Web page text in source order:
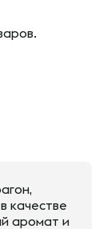
качестве
аромат и